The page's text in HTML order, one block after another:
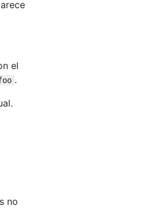
el
.
no